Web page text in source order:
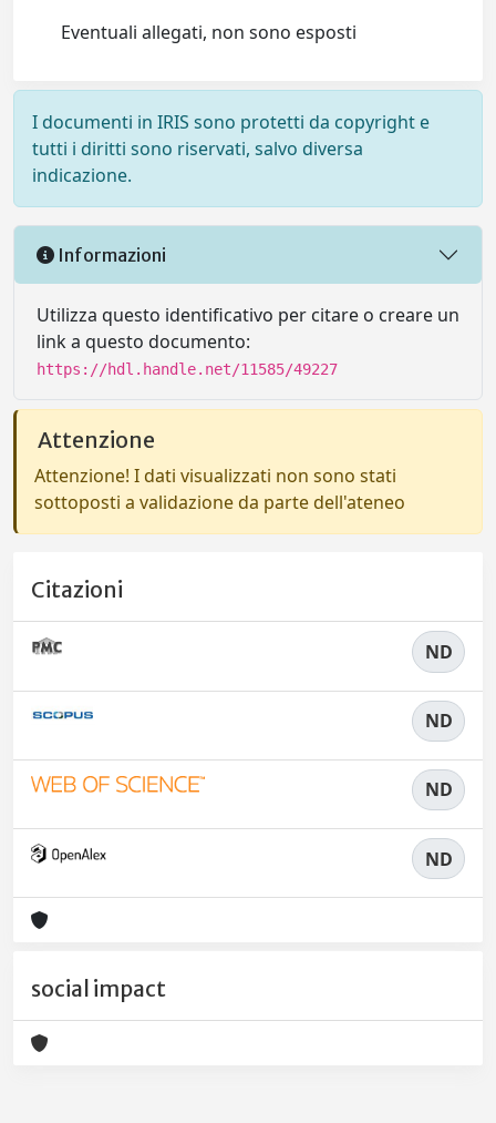
Eventuali allegati, non sono esposti
I documenti in IRIS sono protetti da copyright e
tutti i diritti sono riservati, salvo diversa
indicazione.
Informazioni
Utilizza questo identificativo per citare o creare un
link a questo documento:
https://hdl.handle.net/11585/49227
Attenzione
Attenzione! I dati visualizzati non sono stati
sottoposti a validazione da parte dell'ateneo
Citazioni
ND
ND
ND
ND
social impact